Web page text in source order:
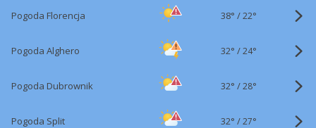
Pogoda Florencja 38° /22°
Pogoda Alghero 32° /24°
Pogoda Dubrownik 32° /28°
Pogoda Split 32° /27°